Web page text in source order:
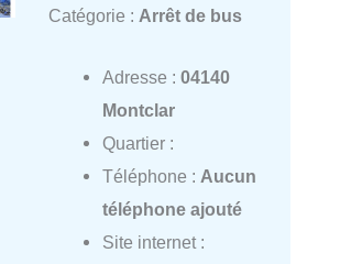
Catégorie : Arrêt de bus
Adresse : 04140
Montclar
Quartier :
Téléphone : Aucun
téléphone ajouté
Site internet :